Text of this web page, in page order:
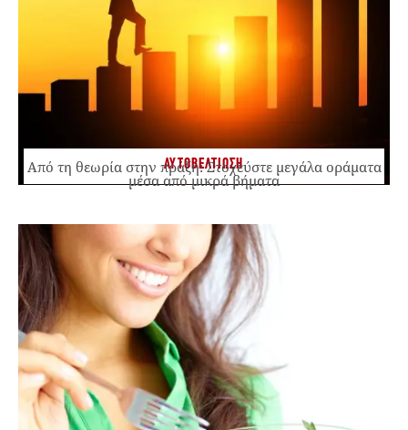
ΑΥΤΟΒΕΛΤΙΩΣΗ
Από τη θεωρία στην πράξη: Στοχεύστε μεγάλα οράματα
μέσα από μικρά βήματα